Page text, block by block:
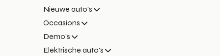
Nieuwe auto's
Occasions
Demo's
Elektrische auto's